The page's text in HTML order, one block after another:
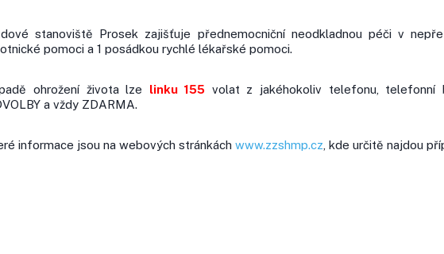
stanoviště Prosek zajišťuje přednemocniční neodkladnou péči v
pomoci a 1 posádkou rychlé lékařské pomoci.
ohrožení života lze linku 155 volat z jakéhokoliv telefonu, telefonní
a vždy ZDARMA.
informace jsou na webových stránkách www.zzshmp.cz , kde určitě najdou